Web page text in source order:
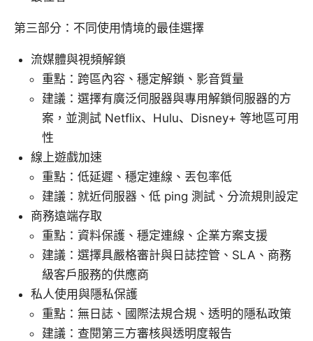
第三部分：不同使用情境的最佳選擇
流媒體與視頻解鎖
重點：跨區內容、穩定解鎖、影音質量
建議：選擇有廣泛伺服器與專用解鎖伺服器的方
案，並測試 Netflix、Hulu、Disney+ 等地區可用
性
線上遊戲加速
重點：低延遲、穩定連線、丟包率低
建議：就近伺服器、低 ping 測試、分流規則設定
商務遠端存取
重點：資料保護、穩定連線、企業方案支援
建議：選擇具嚴格審計與日誌控管、SLA、商務
級客戶服務的供應商
私人使用與隱私保護
重點：無日誌、國際法規合規、透明的隱私政策
建議：查閱第三方審核與透明度報告